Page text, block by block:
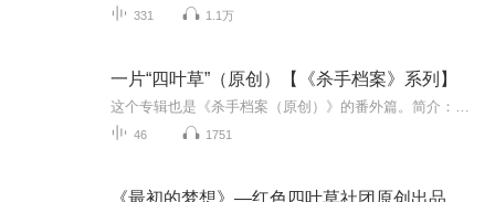
331 1.1万
一片“四叶草”（原创）【《杀手档案》系列】
46 1751
《最初的梦想》—红色四叶草社团原创出品